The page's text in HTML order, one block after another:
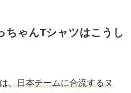
ちゃんTシャツはこうし
は、日本チームに合流するヌ